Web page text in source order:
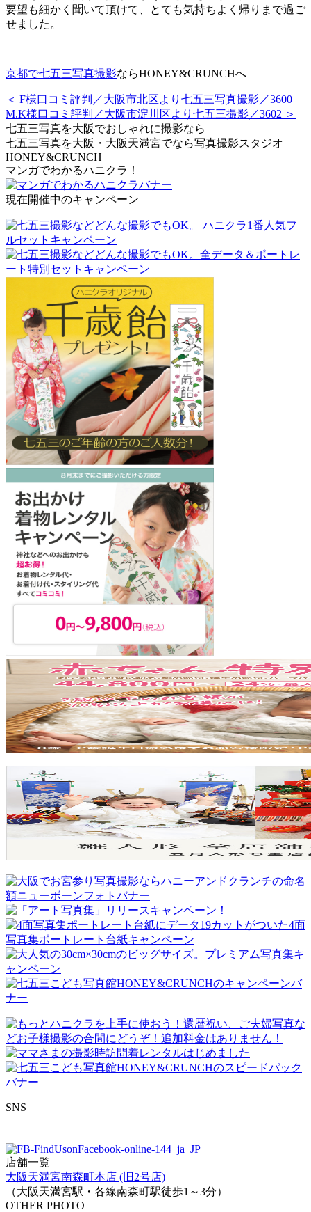
要望も細かく聞いて頂けて、とても気持ちよく帰りまで過ご
せました。
京都で七五三写真撮影ならHONEY&CRUNCHへ
＜ F様口コミ評判／大阪市北区より七五三写真撮影／3600
M.K様口コミ評判／大阪市淀川区より七五三撮影／3602 ＞
七五三写真を大阪でおしゃれに撮影なら
七五三写真を大阪・大阪天満宮でなら写真撮影スタジオ
HONEY&CRUNCH
マンガでわかるハニクラ！
現在開催中のキャンペーン
SNS
店舗一覧
大阪天満宮南森町本店 (旧2号店)
（大阪天満宮駅・各線南森町駅徒歩1～3分）
OTHER PHOTO